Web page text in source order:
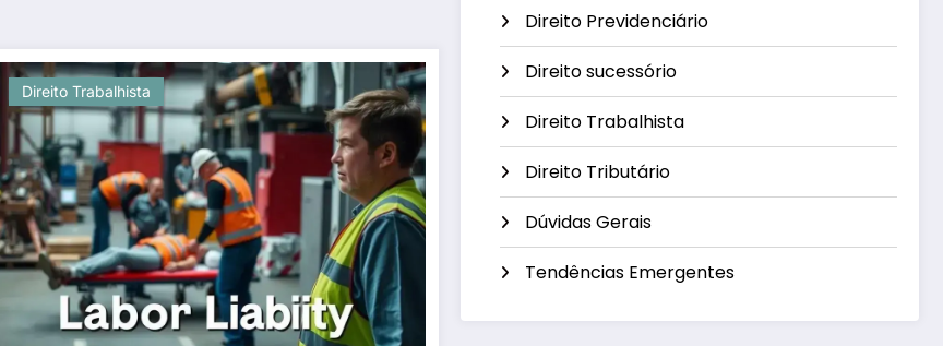
Direito Trabalhista
Direito Previdenciário
Direito sucessório
Direito Trabalhista
Direito Tributário
Dúvidas Gerais
Tendências Emergentes